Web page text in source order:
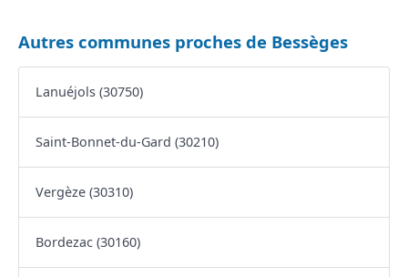
Autres communes proches de Bessèges
Lanuéjols (30750)
Saint-Bonnet-du-Gard (30210)
Vergèze (30310)
Bordezac (30160)